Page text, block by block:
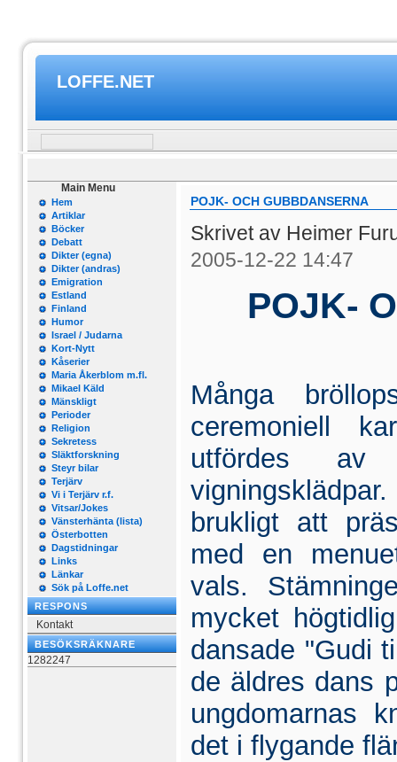
LOFFE.NET
Main Menu
Hem
Artiklar
Böcker
Debatt
Dikter (egna)
Dikter (andras)
Emigration
Estland
Finland
Humor
Israel / Judarna
Kort-Nytt
Kåserier
Maria Åkerblom m.fl.
Mikael Käld
Mänskligt
Perioder
Religion
Sekretess
Släktforskning
Steyr bilar
Terjärv
Vi i Terjärv r.f.
Vitsar/Jokes
Vänsterhänta (lista)
Österbotten
Dagstidningar
Links
Länkar
Sök på Loffe.net
RESPONS
Kontakt
BESÖKSRÄKNARE
1282247
POJK- OCH GUBBDANSERNA
Skrivet av Heimer
2005-12-22 14:47
POJK-
Många
ceremoniell
utfördes av
brukligt att
med en
vals.
mycket
dansade "Gudi
de äldres dans
ungdomarnas
det i flygande